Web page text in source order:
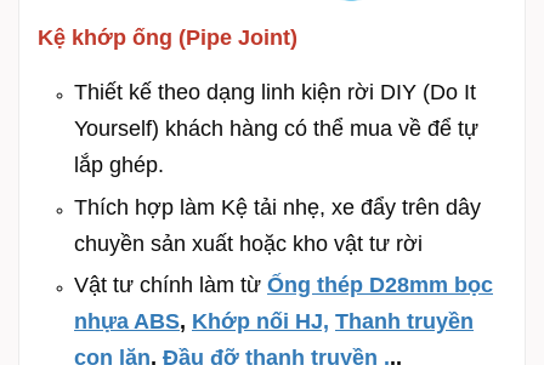
Kệ khớp ống (Pipe Joint)
Thiết kế theo dạng linh kiện rời DIY (Do It
Yourself) khách hàng có thể mua về để tự
lắp ghép.
Thích hợp làm Kệ tải nhẹ, xe đẩy trên dây
chuyền sản xuất hoặc kho vật tư rời
Vật tư chính làm từ Ống thép D28mm bọc
nhựa ABS, Khớp nối HJ, Thanh truyền
con lăn, Đầu đỡ thanh truyền ...